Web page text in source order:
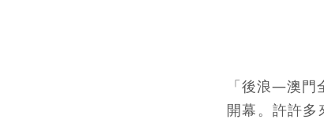
「後浪—澳門
開幕。許許多